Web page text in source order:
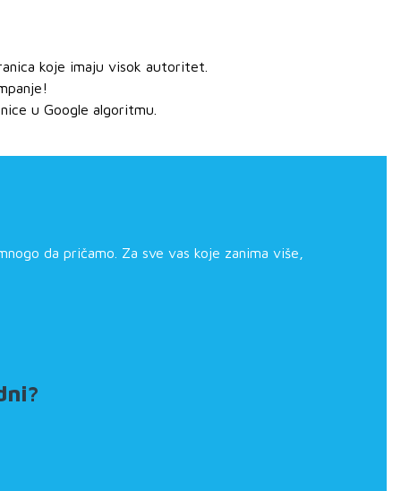
koje imaju visok autoritet.
u Google algoritmu.
da pričamo. Za sve vas koje zanima više,